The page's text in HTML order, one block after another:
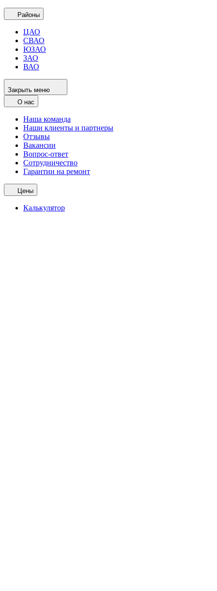
Районы
ЦАО
СВАО
ЮЗАО
ЗАО
ВАО
Закрыть меню
О нас
Наша команда
Наши клиенты и партнеры
Отзывы
Вакансии
Вопрос-ответ
Сотрудничество
Гарантии на ремонт
Цены
Калькулятор